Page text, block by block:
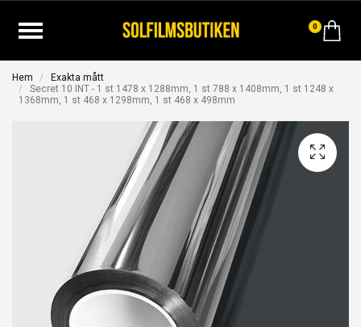
0
Hem
Exakta mått
Secret 10 INT - 1 st 1478 x 1288mm, 1 st 788 x 1408mm, 1 st 1248 x
1368mm, 1 st 468 x 1298mm, 1 st 468 x 498mm